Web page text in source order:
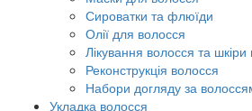
Сироватки та флюїди
Олії для волосся
Лікування волосся та шкіри
Реконструкція волосся
Набори догляду за
Укладка волосся